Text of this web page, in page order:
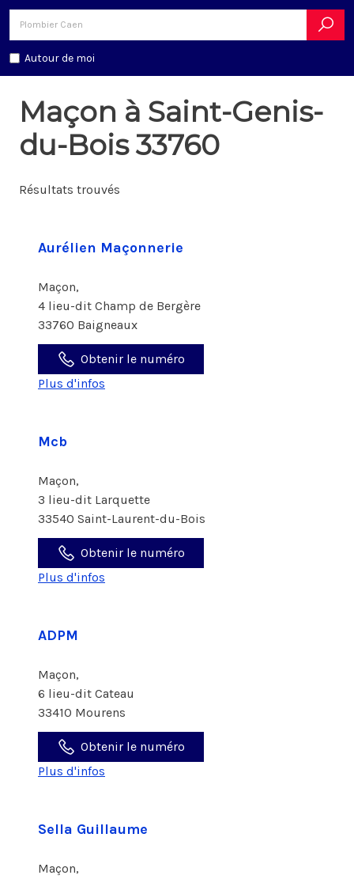
Autour de moi
Maçon à Saint-Genis-
du-Bois 33760
Résultats trouvés
Aurélien Maçonnerie
Maçon,
4 lieu-dit Champ de Bergère
33760 Baigneaux
Obtenir le numéro
Plus d'infos
Mcb
Maçon,
3 lieu-dit Larquette
33540 Saint-Laurent-du-Bois
Obtenir le numéro
Plus d'infos
ADPM
Maçon,
6 lieu-dit Cateau
33410 Mourens
Obtenir le numéro
Plus d'infos
Sella Guillaume
Maçon,